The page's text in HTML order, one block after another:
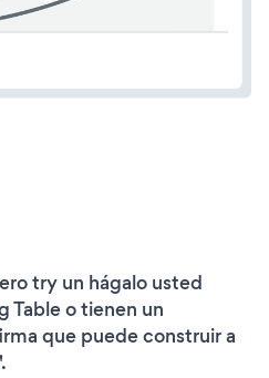
try un hágalo usted
Table o tienen un
que puede construir a